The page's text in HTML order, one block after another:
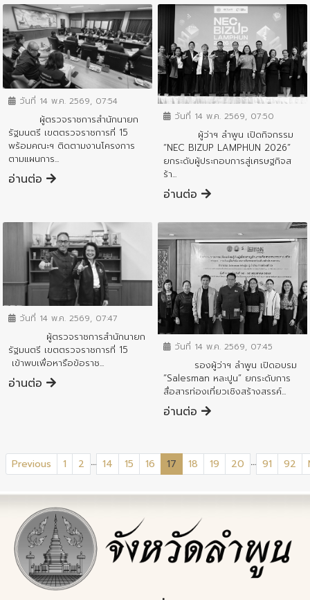
ข่าวสารจังหวัด
วันที่ 14 พ.ค. 2569, 07:54
ผู้ตรวจราชการสำนักนายก
รัฐมนตรี เขตตรวจราชการที่ 15
พร้อมคณะฯ ติดตามงานโครงการ
ตามแผนการ...
อ่านต่อ
ข่าวสารจังหวัด
วันที่ 14 พ.ค. 2569, 07:50
ผู้ว่าฯ ลำพูน เปิดกิจกรรม
“NEC BIZUP LAMPHUN 2026”
ยกระดับผู้ประกอบการสู่เศรษฐกิจส
ร้า...
อ่านต่อ
ข่าวสารจังหวัด
วันที่ 14 พ.ค. 2569, 07:47
ผู้ตรวจราชการสำนักนายก
รัฐมนตรี เขตตรวจราชการที่ 15
เข้าพบเพื่อหารือข้อราช...
อ่านต่อ
ข่าวสารจังหวัด
วันที่ 14 พ.ค. 2569, 07:45
รองผู้ว่าฯ ลำพูน เปิดอบรม
“Salesman หละปูน” ยกระดับการ
สื่อสารท่องเที่ยวเชิงสร้างสรรค์...
อ่านต่อ
Previous 1 2 ... 14 15 16 17 (current)
18 19 20 ... 91 92